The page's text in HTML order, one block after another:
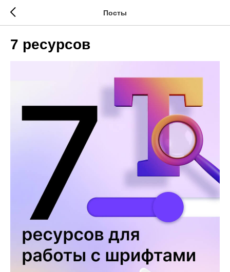
Посты
7 ресурсов